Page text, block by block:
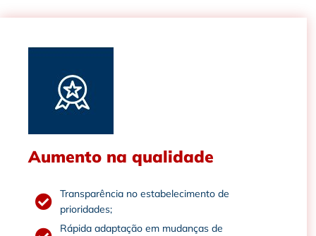
Aumento na qualidade
Transparência no estabelecimento de
prioridades;
Rápida adaptação em mudanças de